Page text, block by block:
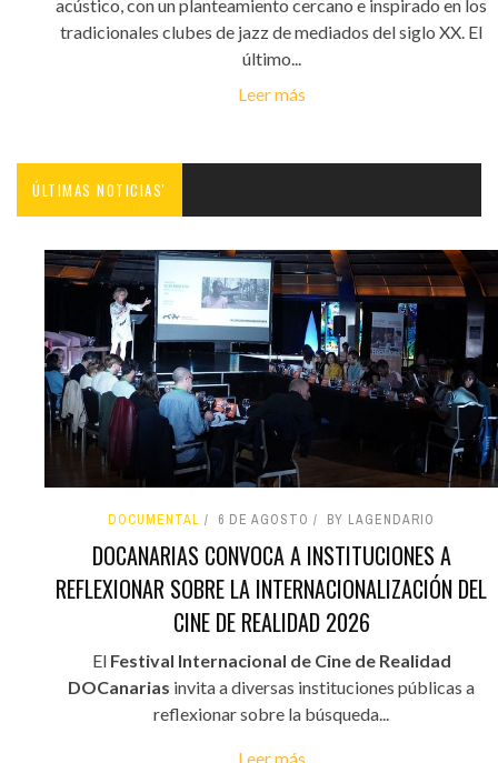
acústico, con un planteamiento cercano e inspirado en los
tradicionales clubes de jazz de mediados del siglo XX. El
último...
Leer más
ÚLTIMAS NOTICIAS'
DOCUMENTAL 6 DE AGOSTO BY LAGENDARIO
DOCANARIAS CONVOCA A INSTITUCIONES A
REFLEXIONAR SOBRE LA INTERNACIONALIZACIÓN DEL
CINE DE REALIDAD 2026
El Festival Internacional de Cine de Realidad
DOCanarias invita a diversas instituciones públicas a
reflexionar sobre la búsqueda...
Leer más